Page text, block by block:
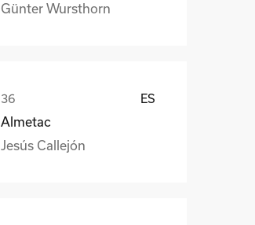
Günter Wursthorn
ES
Almetac
Jesús Callejón